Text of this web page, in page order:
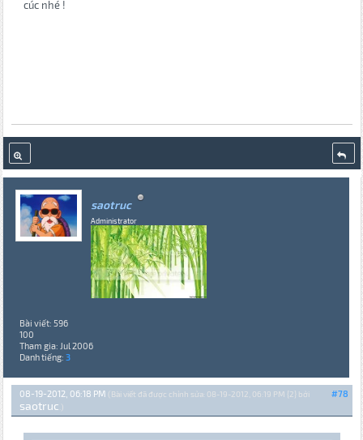
cúc nhé !
saotruc
Administrator
Bài viết: 596
100
Tham gia: Jul 2006
Danh tiếng: 3
#78
08-19-2012, 06:18 PM (Bài viết đã được chỉnh sửa: 08-19-2012, 06:19 PM {2} bởi
saotruc .)